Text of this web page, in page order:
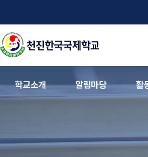
학교소개 알림마당 활